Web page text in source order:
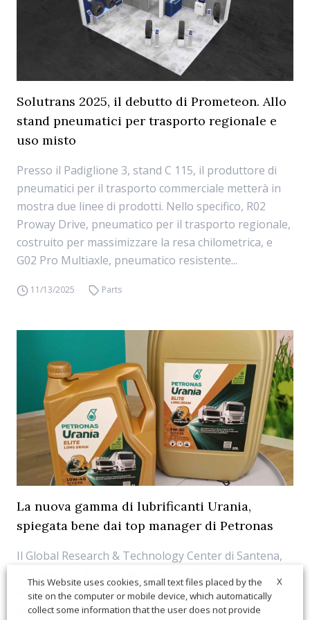
Solutrans 2025, il debutto di Prometeon. Allo
stand pneumatici per trasporto regionale e
uso misto
Presso il Padiglione 3, stand C 115, il produttore di
pneumatici per il trasporto commerciale metterà in
mostra due linee di prodotti. Nello specifico, R02
Proway Drive, pneumatico per il trasporto regionale,
costruito per massimizzare la resa chilometrica, e
G02 Pro Multiaxle, pneumatico resistente...
11/13/2025 Parts
La nuova gamma di lubrificanti Urania,
spiegata bene dai top manager di Petronas
Il Global Research & Technology Center di Santena,
all'Italia della rinnovata gamma di lubrificanti Urania
per i veicoli commerciali. Uno sforzo, quello di
X
This Website uses cookies, small text files placed by the
site on the computer or mobile device, which automatically
collect some information that the user does not provide